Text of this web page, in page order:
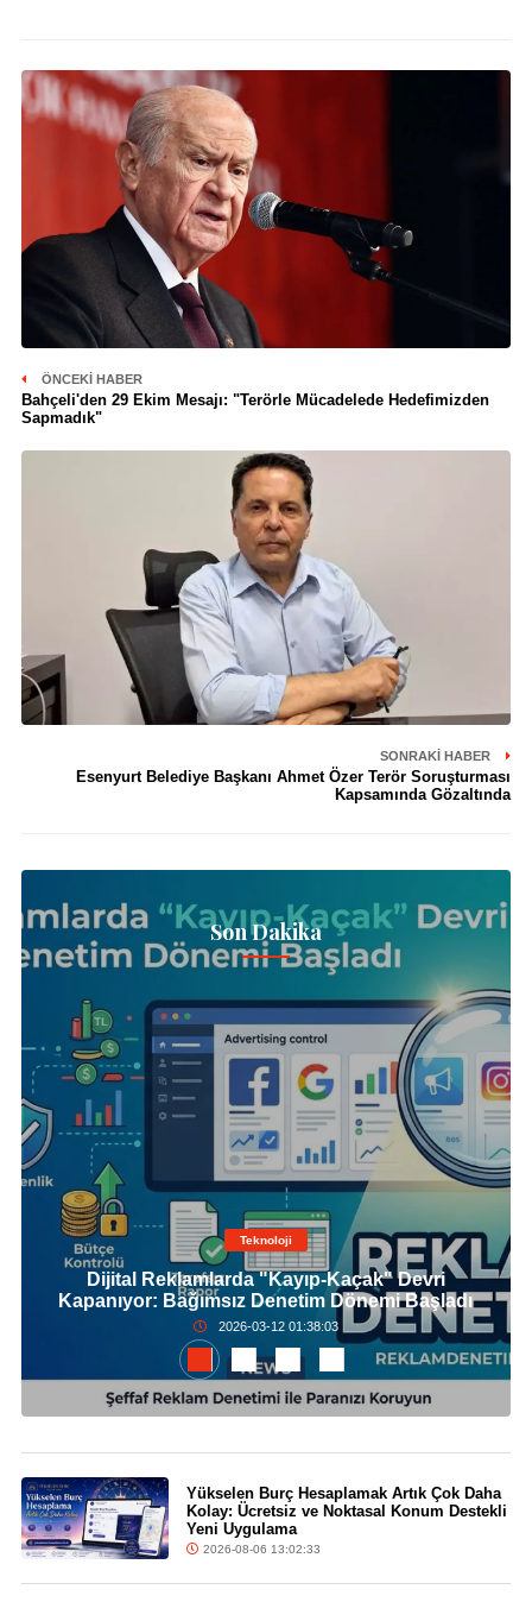
ÖNCEKI HABER
Bahçeli'den 29 Ekim Mesajı: "Terörle Mücadelede Hedefimizden
Sapmadık"
SONRAKI HABER
Esenyurt Belediye Başkanı Ahmet Özer Terör Soruşturması
Kapsamında Gözaltında
Son Dakika
Teknoloji
Dijital Reklamlarda "Kayıp-Kaçak" Devri
Kapanıyor: Bağımsız Denetim Dönemi Başladı
2026-03-12 01:38:03
Yükselen Burç Hesaplamak Artık Çok Daha
Kolay: Ücretsiz ve Noktasal Konum Destekli
Yeni Uygulama
2026-08-06 13:02:33